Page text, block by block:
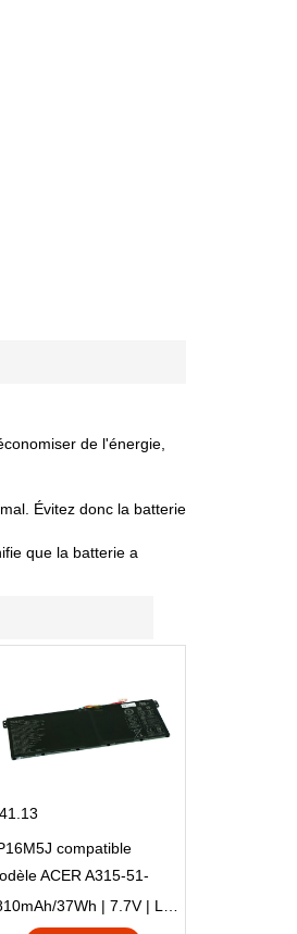
de l'énergie,
Évitez donc la batterie
que la batterie a
compatible
ACER A315-51-
N17Q1 SERIES